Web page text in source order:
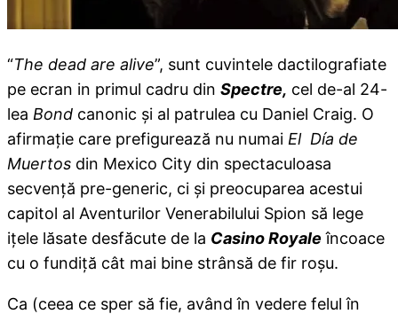
“The dead are alive”, sunt cuvintele dactilografiate
pe ecran in primul cadru din Spectre, cel de-al 24-
lea Bond canonic și al patrulea cu Daniel Craig. O
afirmație care prefigurează nu numai El Día de
Muertos din Mexico City din spectaculoasa
secvență pre-generic, ci și preocuparea acestui
capitol al Aventurilor Venerabilului Spion să lege
ițele lăsate desfăcute de la Casino Royale încoace
cu o fundiță cât mai bine strânsă de fir roșu.
Ca (ceea ce sper să fie, având în vedere felul în